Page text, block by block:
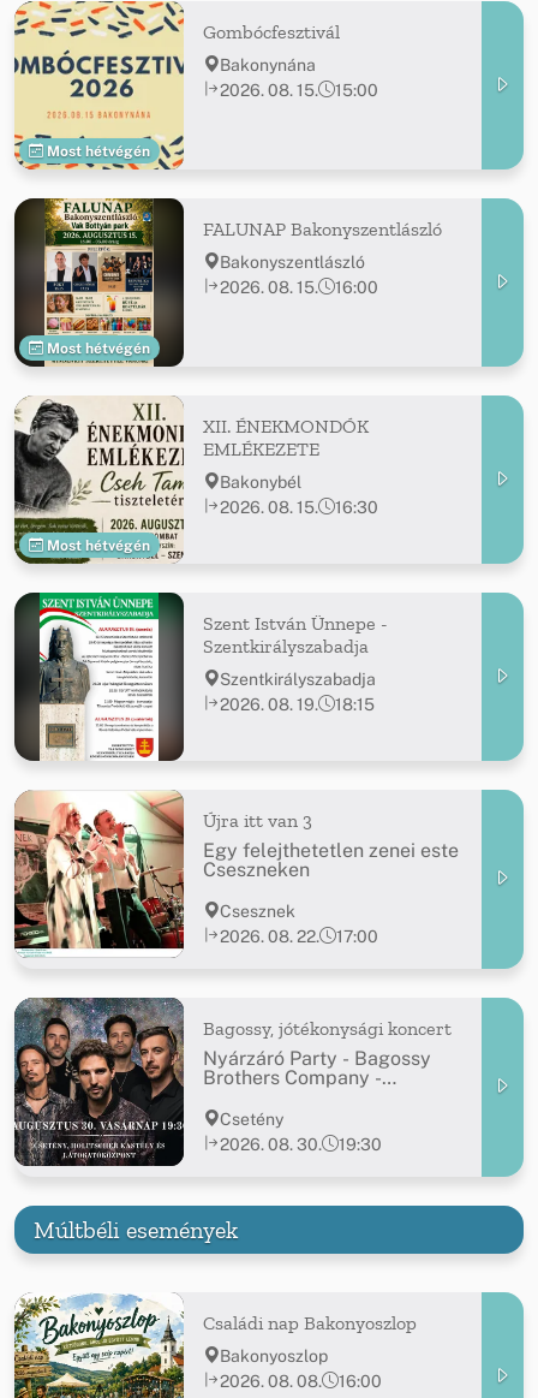
Most hétvégén
Gombócfesztivál
Bakonynána
2026. 08. 15.
15:00
Most hétvégén
FALUNAP Bakonyszentlászló
Bakonyszentlászló
2026. 08. 15.
16:00
Most hétvégén
XII. ÉNEKMONDÓK
EMLÉKEZETE
Bakonybél
2026. 08. 15.
16:30
Szent István Ünnepe -
Szentkirályszabadja
Szentkirályszabadja
2026. 08. 19.
18:15
Újra itt van 3
Egy felejthetetlen zenei este
Cseszneken
Csesznek
2026. 08. 22.
17:00
Bagossy, jótékonysági koncert
Nyárzáró Party - Bagossy
Brothers Company -
Csetény
2026. 08. 30.
19:30
Múltbéli események
Családi nap Bakonyoszlop
Bakonyoszlop
2026. 08. 08.
16:00